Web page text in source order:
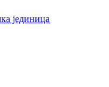
јединица